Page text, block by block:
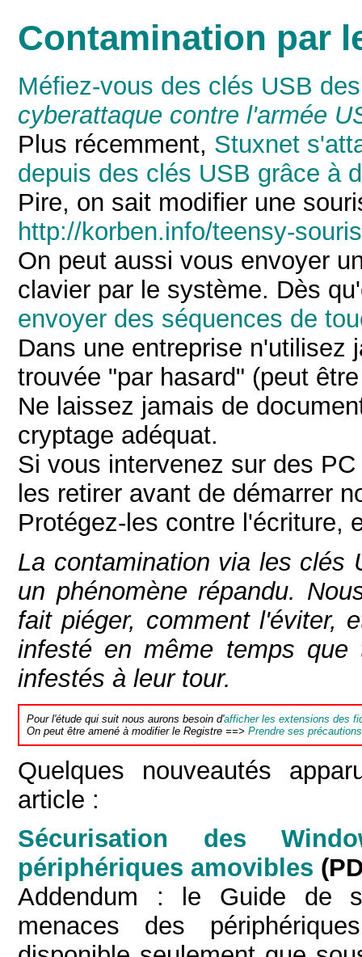
Contamination par
Méfiez-vous des clés USB
cyberattaque contre l'armée
Plus récemment, Stuxnet
depuis des clés USB grâce à
Pire, on sait modifier une
http://korben.info/teensy-
On peut aussi vous envoyer
clavier par le système. Dès
envoyer des séquences de
Dans une entreprise n'utilisez
trouvée "par hasard" (peut
Ne laissez jamais de
cryptage adéquat.
Si vous intervenez sur des
les retirer avant de démarrer
Protégez-les contre l'écriture,
La contamination via les clés
un phénomène répandu.
fait piéger, comment l'éviter,
infesté en même temps que
infestés à leur tour.
Pour l'étude qui suit nous aurons besoin d'afficher les extensions des
On peut être amené à modifier le Registre ==> Prendre ses précautions
Quelques nouveautés
article :
Sécurisation des
périphériques amovibles
Addendum : le Guide de
menaces des